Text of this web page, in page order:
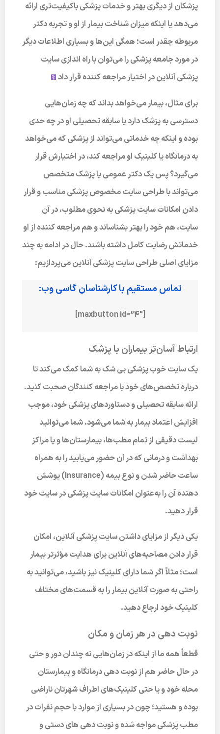
پزشکان از دیگری بهتر و خدمات پزشکی باکیفیت‌تری ارائه
می‌دهد یا اینکه میزان شناخت بیمار از او و تجربه دکتر
مربوطه چقدر است؛ همگی این‌ها و بسیاری اطلاعات دیگر
در مورد جامعه پزشکی را می‌توان با راه اندازی سایت
پزشکی آنلاین در اختیار مراجعه کننده قرار داد
برای مثال، بیمار می‌خواهد بداند که چه زمان‌هایی
دسترسی به پزشک دارد یا سابقه تحصیلی او در چه حدی
بوده و اینکه چه خدماتی می‌تواند از پزشکی که می‌خواهد
به درمانگاه یا کلینیک او مراجعه کند، در اختیارش قرار
می‌گیرد؟ پس یک دکتر عمومی یا پزشک متخصص
می‌تواند با طراحی سایت مخصوص پزشکی مناسب و قرار
دادن امکانات سایت پزشکی به نحوی مطلوب، در آن
سایت، هم خود را بهتر بشناساند و هم مراجعه کننده از او
خدماتش رضایت کامل داشته باشند. حال در ادامه به چند
مزایای اصلی طراحی سایت پزشکی آنلاین می‌پردازیم:
تماس مستقیم با کارشناسان گاسی وب:
[maxbutton id=”4″]
ارتباط آسان‌تر بیماران با پزشک
یک سایت خوب پزشکی بی شک به شما کمک می‌کند تا
درباره تخصص‌های خود با مراجعه کنندگان صحبت کنید.
ارائه سابقه تحصیلی و دستاوردهای پزشکی خود، موجب
افزایش اعتماد بیمار به شما می‌شود. شما می‌توانید
لیست دقیقی از تمام مطب‌ها، بیمارستان‌ها و یا مراکز
بهداشت و درمانی که در آن حضور می‌یابید را به همراه
ساعت حاضر شدن و نوع بیمه (Insurance) پوشش
دهنده آن را به‌عنوان امکانات سایت پزشکی در سایت خود
قرار دهید.
یکی دیگر از مزایای داشتن سایت پزشکی آنلاین، امکان
قرار دادن مصاحبه‌های آنلاین برای هدایت مؤثرتر بیمار
است؛ مثلاً اگر شما دارای کلینیک نیز باشید، می‌توانید به
راحتی به صورت آنلاین بیمار را به قسمت‌های مختلف
کلینیک خود ارجاع دهید.
نوبت دهی در هر زمان و مکان
قطعاً همه ما از اینکه در زمان‌هایی نه چندان دور و حتی
در حال حاضر هم از نوبت دهی درمانگاه و بیمارستان
محله خود و یا حتی کلینیک‌های اطراف شهرتان ناراضی
بوده و هستید؛ چون در بسیاری از موارد با حجم نفرات در
مطب پزشکی مواجه شده و نوبت دهی های دستی و